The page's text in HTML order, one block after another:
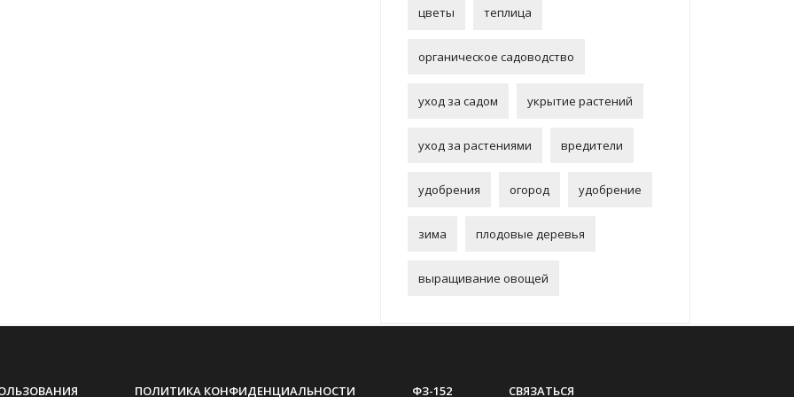
цветы теплица
органическое садоводство
уход за садом укрытие растений
уход за растениями вредители
удобрения огород удобрение
зима плодовые деревья
выращивание овощей
ПОЛИТИКА КОНФИДЕНЦИАЛЬНОСТИ ФЗ-152 СВЯЗАТЬСЯ